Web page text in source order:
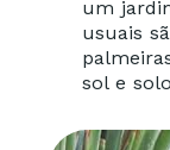
um
usuais
sol e